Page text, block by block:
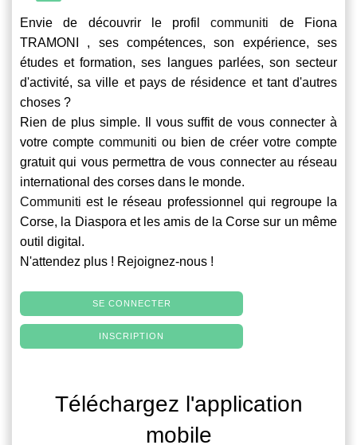
Envie de découvrir le profilcommuniti de Fiona
TRAMONI , ses compétences, son expérience, ses
études et formation, ses langues parlées, son secteur
d'activité, sa ville et pays de résidence et tant d'autres
choses ?
Rien de plus simple. Il vous suffit de vous connecter à
votre compte communiti ou bien de créer votre compte
gratuit qui vous permettra de vous connecter au réseau
international des corses dans le monde.
Communiti est le réseau professionnel qui regroupe la
Corse, la Diaspora et les amis de la Corse sur un même
outil digital.
N'attendez plus ! Rejoignez-nous !
SE CONNECTER
INSCRIPTION
Téléchargez l'application
mobile